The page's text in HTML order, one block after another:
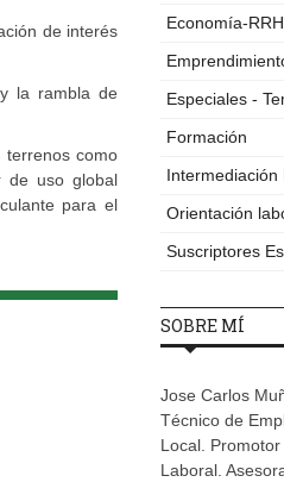
de interés
la rambla de
como
de uso global
para el
Economía-
Especiales -
Formación
Intermediación
Orientación
Suscriptores
SOBRE MÍ
Jose Carlos
Técnico de
Local.
Laboral.